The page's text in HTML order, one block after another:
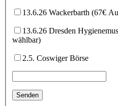
13.6.26 Wackerbarth (67€
13.6.26 Dresden
wählbar)
2.5. Coswiger Börse